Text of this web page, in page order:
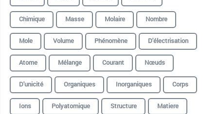
Chimique
Masse Molaire
Nombre
Mole
Volume Phénomène
D'électrisation
Atome
Mélange Courant
Nœuds
D'unicité
Organiques Inorganiques
Corps
Ions
Polyatomique Structure
Matiere